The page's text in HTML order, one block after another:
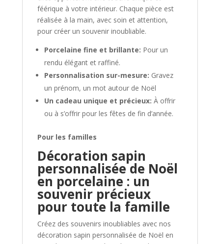
féérique à votre intérieur. Chaque pièce est
réalisée à la main, avec soin et attention,
pour créer un souvenir inoubliable.
Porcelaine fine et brillante: Pour un
rendu élégant et raffiné.
Personnalisation sur-mesure: Gravez
un prénom, un mot autour de Noël
Un cadeau unique et précieux: À offrir
ou à s’offrir pour les fêtes de fin d’année.
Pour les familles
Décoration sapin
personnalisée de Noël
en porcelaine : un
souvenir précieux
pour toute la famille
Créez des souvenirs inoubliables avec nos
décoration sapin personnalisée de Noël en